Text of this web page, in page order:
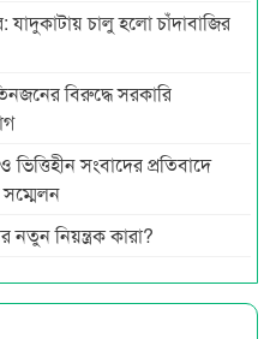
যাদুকাটায় চালু হলো চাঁদাবাজির
বিরুদ্ধে সরকারি
সংবাদের প্রতিবাদে
সম্মেলন
নতুন নিয়ন্ত্রক কারা?